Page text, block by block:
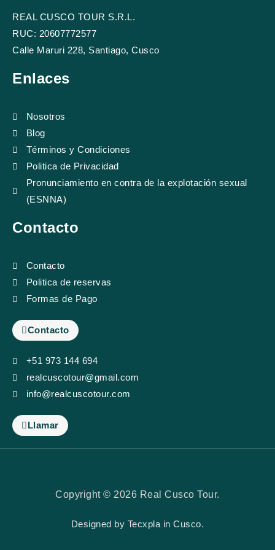
e
b
o
o
t
u
e
t
a
g
r
p
v
REAL CUSCO TOUR S.R.L.
RUC: 20607772577
Calle Maruri 228, Santiago, Cusco
Enlaces
Nosotros
Blog
Términos y Condiciones
Politica de Privacidad
Pronunciamiento en contra de la explotación sexual
(ESNNA)
Contacto
Contacto
Politica de reservas
Formas de Pago
Contacto
+51 973 144 694
realcuscotour@gmail.com
info@realcuscotour.com
Llamar
Copyright © 2026 Real Cusco Tour.
Designed by Tecxpla in Cusco.